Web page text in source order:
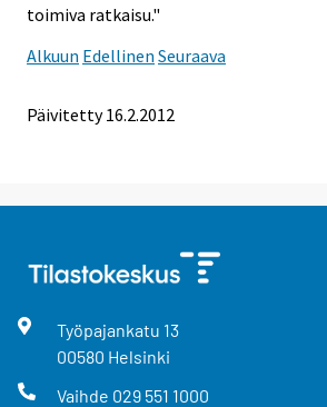
toimiva ratkaisu."
Alkuun Edellinen Seuraava
Päivitetty 16.2.2012
Työpajankatu 13
00580 Helsinki
Vaihde 029 551 1000